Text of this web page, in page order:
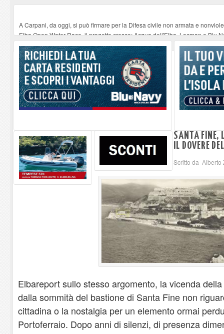
A Carpani, da oggi, si può firmare per la Difesa civile non armata e
Elba Open Water Race, il progetto cresce: Acqua dell'Elba, Locman e Blu
Serata musicale all'Oratorio di Santo Stefano alle Trane
07-08-2026
Stasera a Procchio il Quiz Musicale- 07-08-2026
Francesco Guccini a Genova. La vodka e la focaccia - 07-08-2026
SANTA FINE,
IL DOVERE
Scritto da Alberto
Elbareport sullo stesso argomento, la vicenda
dalla sommità del bastione di Santa Fine non
cittadina o la nostalgia per un elemento ormai
Portoferraio. Dopo anni di silenzi, di presenza